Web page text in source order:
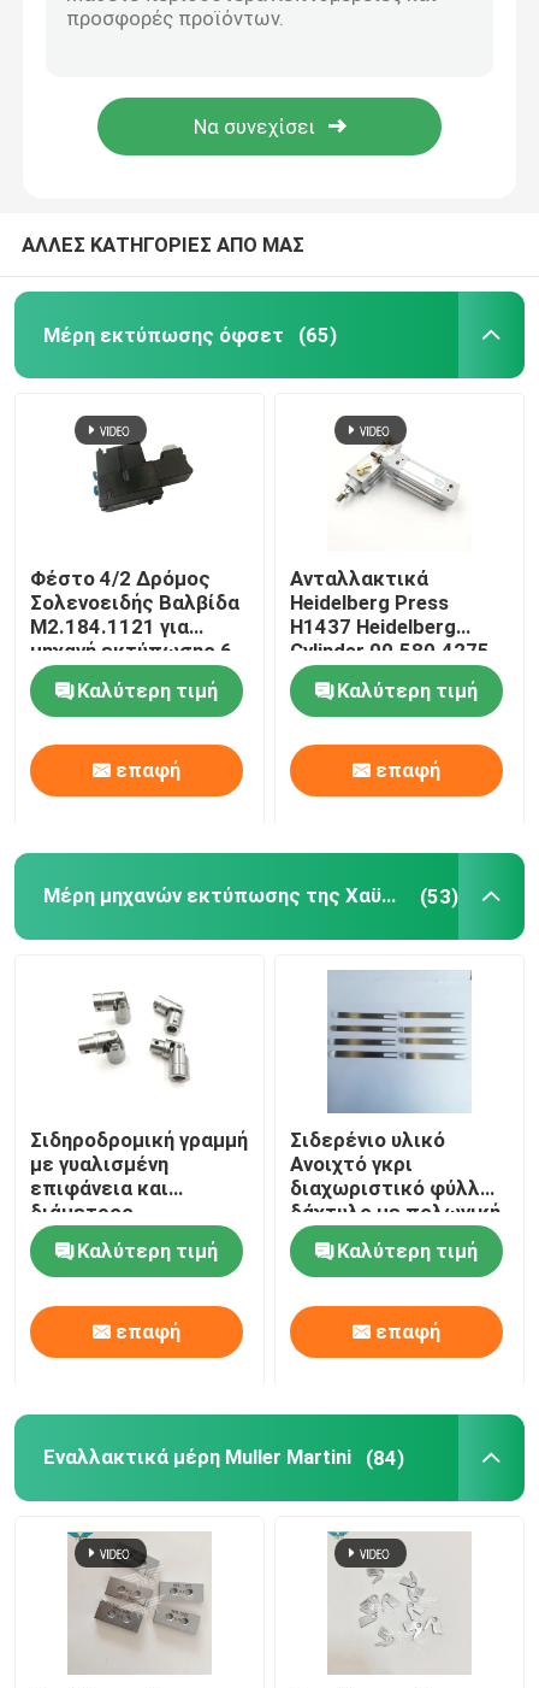
Εναλλακτικά μέρη Muller Martini
Ζώνη αναρρόφησης
Wash Up Blades
Ανταλλακτικά μηχανών όφσετ
Ρουλεμάν μηχανών εκτύπωσης
Μέρη Τύπου όφσετ
Πίνακας τυπωμένων κυκλωμάτων
Δίπλωμα των ανταλλακτικών μηχανών
Ανταλλακτικά Εκτυπωτών Roland
ΑΛΛΕΣ ΚΑΤΗΓΟΡΙΕΣ ΑΠΟ ΜΑΣ
Μέρη εκτύπωσης όφσετ (65)
Φέστο 4/2 Δρόμος
Σολενοειδής Βαλβίδα
M2.184.1121 για
μηχανή εκτύπωσης 6
mm Heidelberg Offset
Καλύτερη τιμή
επαφή
Ανταλλακτικά
Heidelberg Press
H1437 Heidelberg
Cylinder 00.580.4275
Ink Cylinder SM/CD102
SM74/52 Offset
Printing
Καλύτερη τιμή
επαφή
Μέρη μηχανών εκτύπωσης της Χαϋδελβέργης (53)
Σιδηροδρομική γραμμή
με γυαλισμένη
επιφάνεια και
διάμετρος
εσωτερικής τρύπας
16 mm για
εκτυπωτική μηχανή
SM102
Καλύτερη τιμή
επαφή
Σιδερένιο υλικό
Ανοιχτό γκρι
διαχωριστικό φύλλων
δάχτυλο με πολωνική
επεξεργασία
επιφάνειας για
μηχάνημα εκτύπωσης
όφσετ Heidelberg
GTO52
Καλύτερη τιμή
επαφή
Εναλλακτικά μέρη Muller Martini (84)